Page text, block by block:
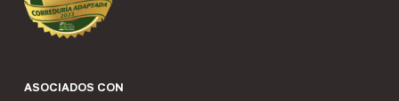
ASOCIADOS CON